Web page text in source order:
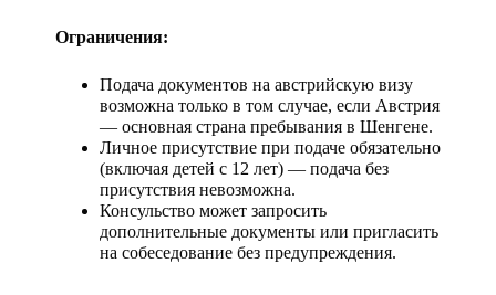
Ограничения:
Подача документов на австрийскую визу
возможна только в том случае, если Австрия
— основная страна пребывания в Шенгене.
Личное присутствие при подаче обязательно
(включая детей с 12 лет) — подача без
присутствия невозможна.
Консульство может запросить
дополнительные документы или пригласить
на собеседование без предупреждения.